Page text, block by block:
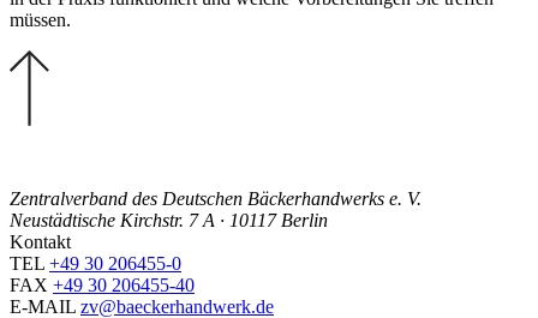
müssen.
Zentralverband des Deutschen Bäckerhandwerks e. V.
Neustädtische Kirchstr. 7 A · 10117 Berlin
Kontakt
TEL +49 30 206455-0
FAX +49 30 206455-40
E-MAIL zv@baeckerhandwerk.de